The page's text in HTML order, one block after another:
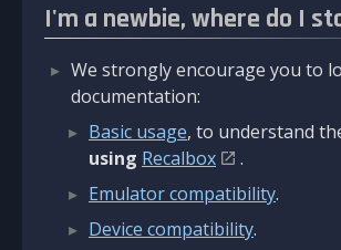
I'm a newbie, where do I
We strongly encourage you to
documentation:
Basic usage, to understand
using Recalbox
.
Emulator compatibility.
Device compatibility.